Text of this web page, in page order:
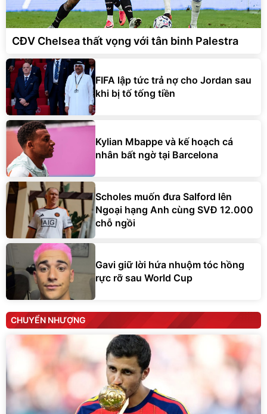
CĐV Chelsea thất vọng với tân binh Palestra
FIFA lập tức trả nợ cho Jordan sau
khi bị tố tống tiền
Kylian Mbappe và kế hoạch cá
nhân bất ngờ tại Barcelona
Scholes muốn đưa Salford lên
Ngoại hạng Anh cùng SVĐ 12.000
chỗ ngồi
Gavi giữ lời hứa nhuộm tóc hồng
rực rỡ sau World Cup
CHUYỂN NHƯỢNG